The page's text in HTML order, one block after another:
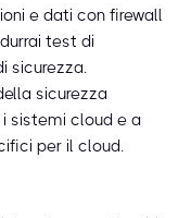
e dati con firewall
test di
sicurezza.
sicurezza
sistemi cloud e a
per il cloud.